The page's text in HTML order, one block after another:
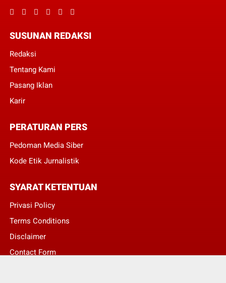
SUSUNAN REDAKSI
Redaksi
Tentang Kami
Pasang Iklan
Karir
PERATURAN PERS
Pedoman Media Siber
Kode Etik Jurnalistik
SYARAT KETENTUAN
Privasi Policy
Terms Conditions
Disclaimer
Contact Form